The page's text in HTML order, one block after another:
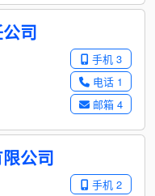
司
手机 3
电话 1
邮箱 4
公司
手机 2